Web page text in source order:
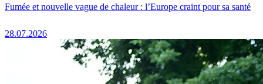
Fumée et nouvelle vague de chaleur : l’Europe craint pour sa santé
28.07.2026